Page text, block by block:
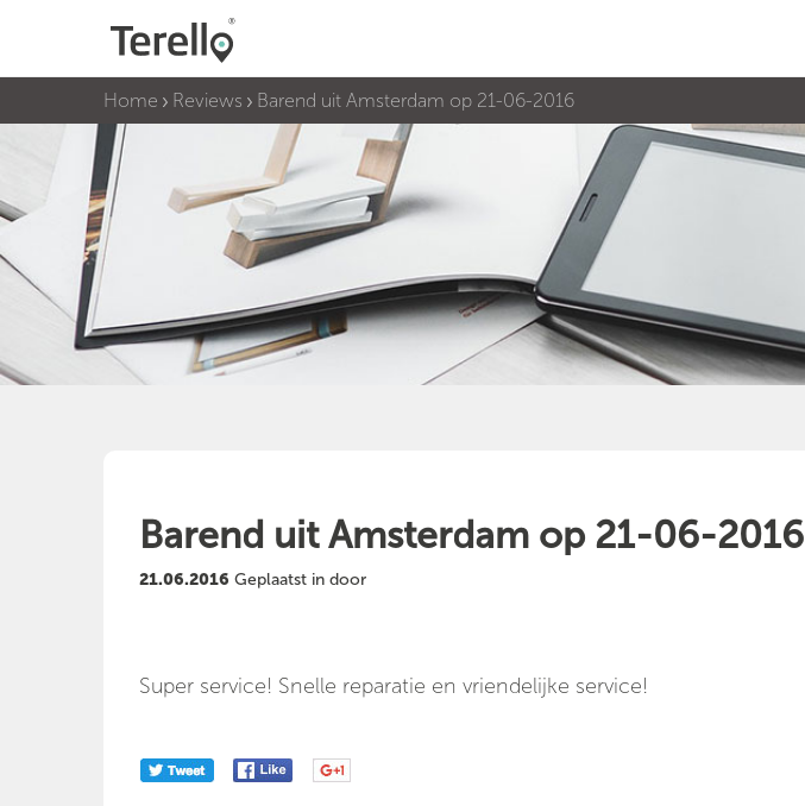
Home Reviews Barend uit Amsterdam op 21-06-2016
Barend uit Amsterdam op 21-06-2016
21.06.2016 Geplaatst in door
Super service! Snelle reparatie en vriendelijke service!